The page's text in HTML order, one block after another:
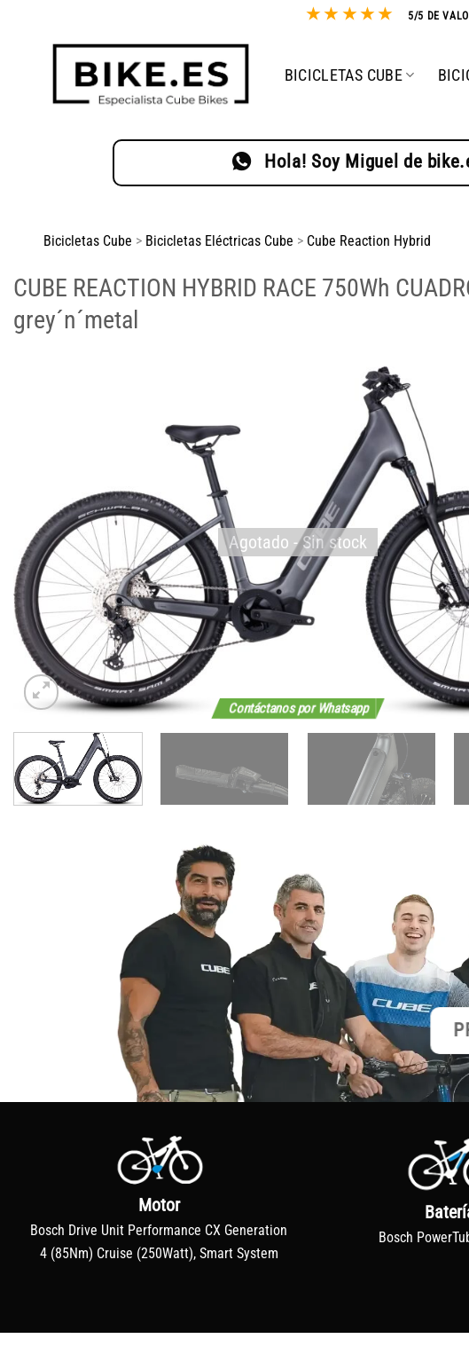
★ ★ ★★★ 5/5 DE
BICICLETAS CUBE
Hola! Soy Miguel de
Bicicletas Cube > Bicicletas Eléctricas Cube > Cube Reaction Hybrid
CUBE REACTION HYBRID RACE 750Wh
grey´n´metal
Contáctanos por Whatsapp
Agotado - Sin stock
Motor
Bosch Drive Unit Performance CX Generation
4 (85Nm) Cruise (250Watt), Smart System
Bosch